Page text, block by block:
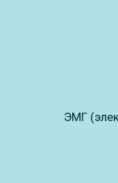
ЭМГ